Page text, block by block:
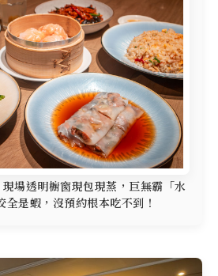
場透明櫥窗現包現蒸，巨無霸「水
全是蝦，沒預約根本吃不到！